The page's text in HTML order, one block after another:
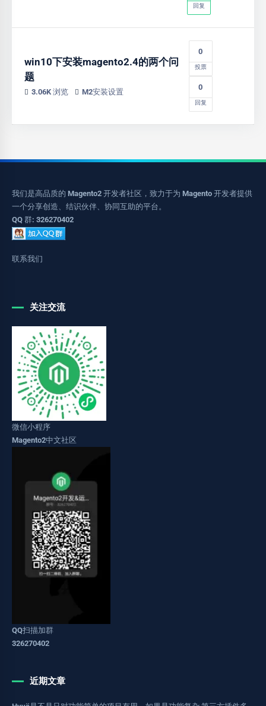
回复
win10下安装magento2.4的两个问
题
3.06K 浏览 M2安装设置
0
投票
0
回复
我们是高品质的 Magento2 开发者社区，致力于为 Magento 开发者提供
一个分享创造、结识伙伴、协同互助的平台。
QQ 群: 326270402
联系我们
关注交流
微信小程序
Magento2中文社区
QQ扫描加群
326270402
近期文章